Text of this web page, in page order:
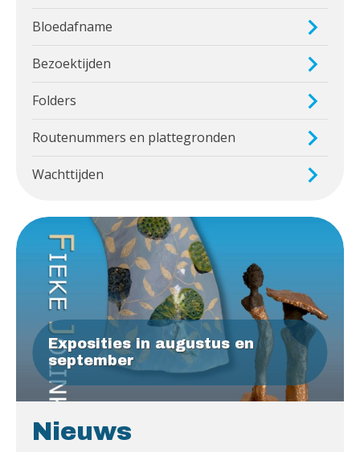
Bloedafname
Bezoektijden
Folders
Routenummers en plattegronden
Wachttijden
Exposities in augustus en
september
Nieuws